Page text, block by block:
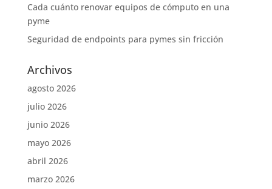
Cada cuánto renovar equipos de cómputo en una
pyme
Seguridad de endpoints para pymes sin fricción
Archivos
agosto 2026
julio 2026
junio 2026
mayo 2026
abril 2026
marzo 2026